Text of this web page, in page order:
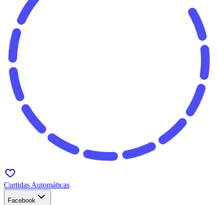
Curtidas Automáticas
Facebook